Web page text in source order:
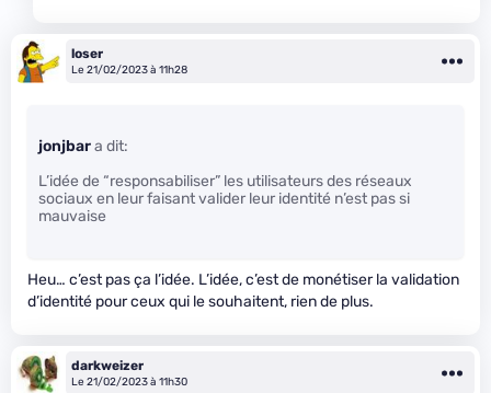
loser
Le 21/02/2023 à 11h28
jonjbara dit:
L’idée de “responsabiliser” les utilisateurs des réseaux
sociaux en leur faisant valider leur identité n’est pas si
mauvaise
Heu… c’est pas ça l’idée. L’idée, c’est de monétiser la validation
d’identité pour ceux qui le souhaitent, rien de plus.
darkweizer
Le 21/02/2023 à 11h30